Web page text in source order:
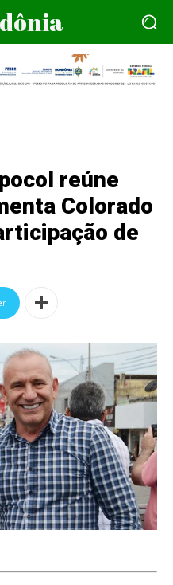
reúne
Colorado
de